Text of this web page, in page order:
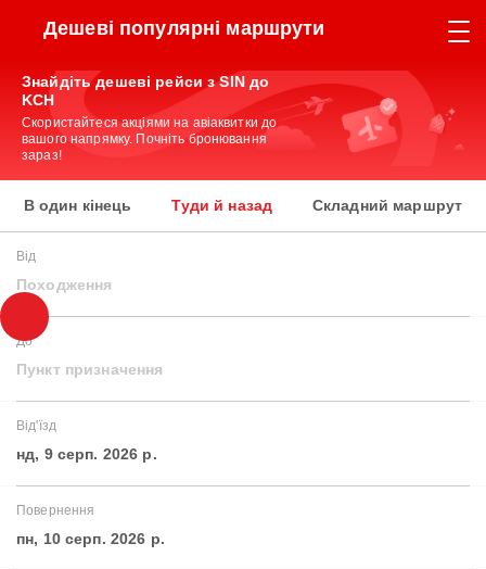
Дешеві популярні маршрути
Знайдіть дешеві рейси з SIN до
KCH
Скористайтеся акціями на авіаквитки до
вашого напрямку. Почніть бронювання
зараз!
В один кінець Туди й назад Складний маршрут
Від
Походження
До
Пункт призначення
Від'їзд
нд, 9 серп. 2026 р.
Повернення
пн, 10 серп. 2026 р.